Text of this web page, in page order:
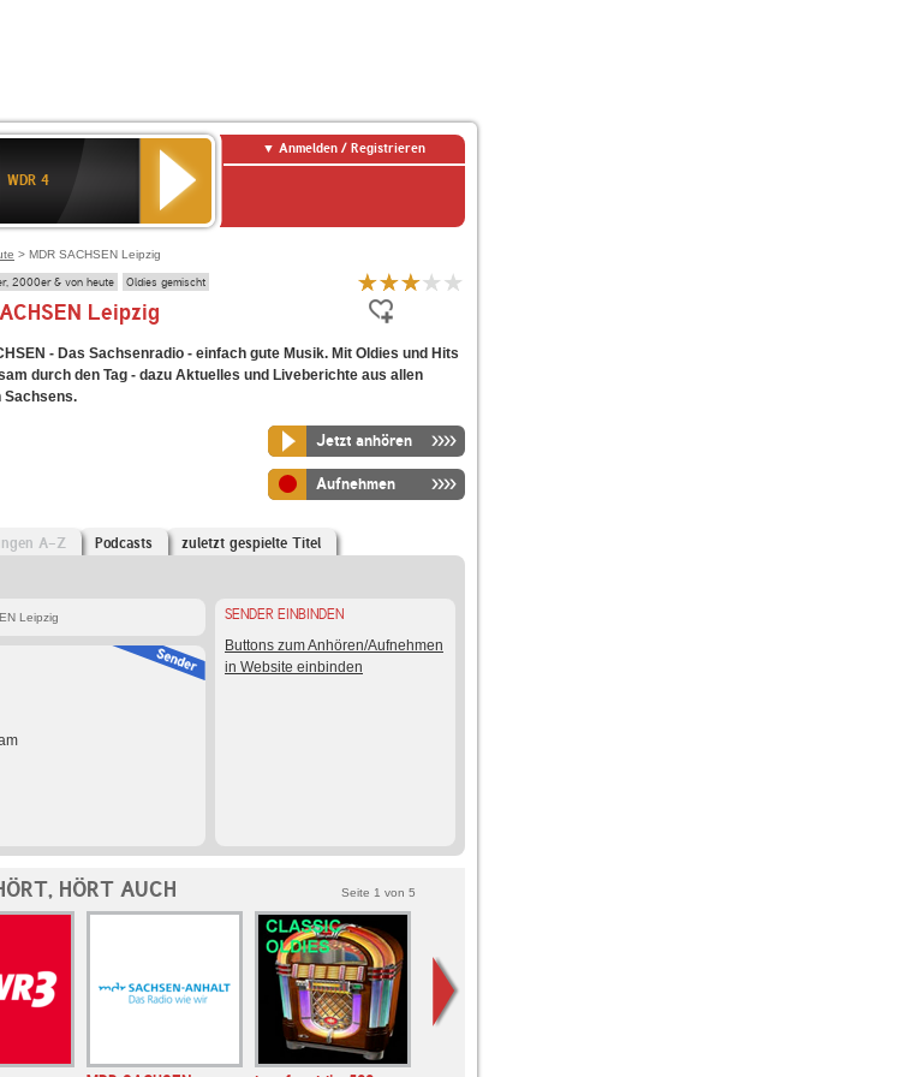
WDR 4
Anmelden / Registrieren
> MDR SACHSEN Leipzig
2000er & von heute Oldies gemischt
Leipzig
- Das Sachsenradio - einfach gute Musik. Mit Oldies und Hits
durch den Tag - dazu Aktuelles und Liveberichte aus allen
Sachsens.
Jetzt anhören
Aufnehmen
A-Z Podcasts zuletzt gespielte Titel
Leipzig
SENDER EINBINDEN
Buttons zum Anhören/Aufnehmen
in Website einbinden
HÖRT AUCH Seite 1 von 5